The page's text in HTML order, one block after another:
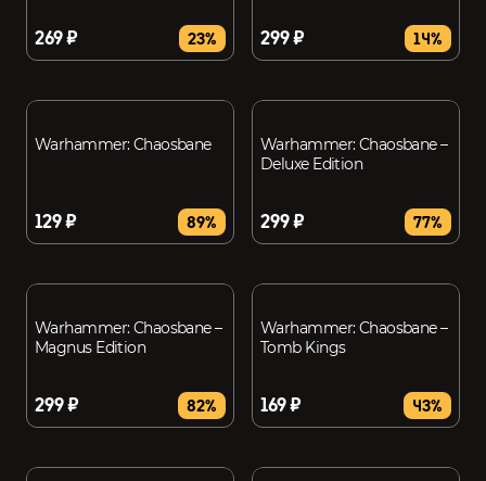
269 ₽ 23% 299 ₽ 14%
Warhammer: Chaosbane
129 ₽ 89%
Warhammer: Chaosbane –
Deluxe Edition
299 ₽ 77%
Warhammer: Chaosbane –
Magnus Edition
299 ₽ 82%
Warhammer: Chaosbane –
Tomb Kings
169 ₽ 43%